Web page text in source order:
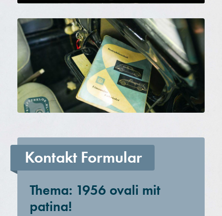
Kontakt Formular
Thema: 1956 ovali mit
patina!